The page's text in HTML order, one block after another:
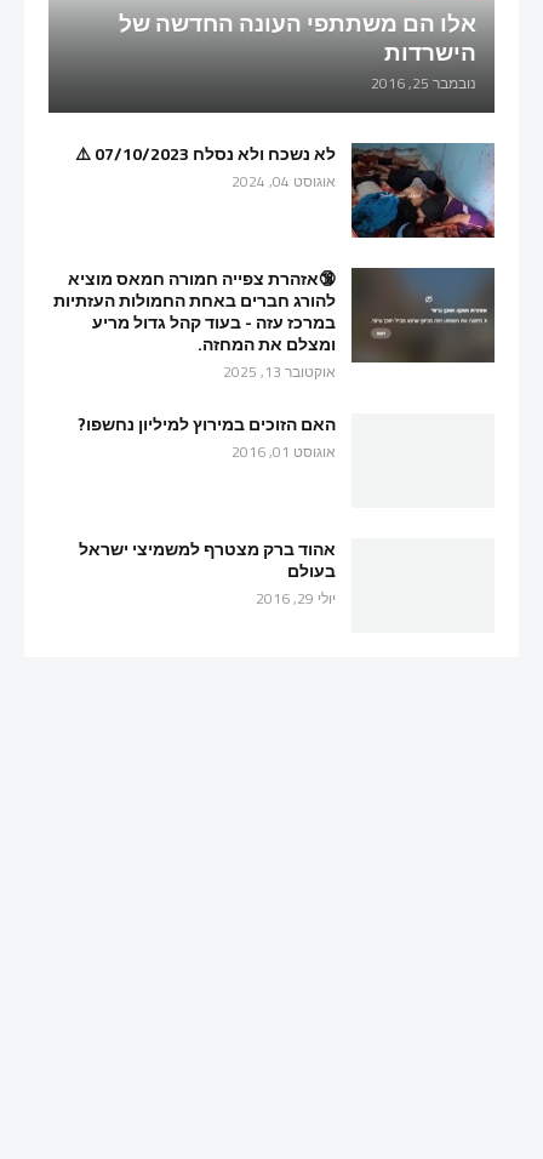
אלו הם משתתפי העונה החדשה של
הישרדות
נובמבר 25, 2016
לא נשכח ולא נסלח 07/10/2023 ⚠️
אוגוסט 04, 2024
🔞אזהרת צפייה חמורה חמאס מוציא
להורג חברים באחת החמולות העזתיות
במרכז עזה - בעוד קהל גדול מריע
ומצלם את המחזה.
אוקטובר 13, 2025
האם הזוכים במירוץ למיליון נחשפו?
אוגוסט 01, 2016
אהוד ברק מצטרף למשמיצי ישראל
בעולם
יולי 29, 2016